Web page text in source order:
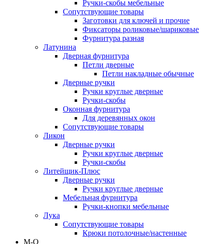
Ручки-скобы мебельные
Сопутствующие товары
Заготовки для ключей и прочие
Фиксаторы роликовые/шариковые
Фурнитура разная
Латунина
Дверная фурнитура
Петли дверные
Петли накладные обычные
Дверные ручки
Ручки круглые дверные
Ручки-скобы
Оконная фурнитура
Для деревянных окон
Сопутствующие товары
Ликон
Дверные ручки
Ручки круглые дверные
Ручки-скобы
Литейщик-Плюс
Дверные ручки
Ручки круглые дверные
Мебельная фурнитура
Ручки-кнопки мебельные
Лука
Сопутствующие товары
Крюки потолочные/настенные
М-О